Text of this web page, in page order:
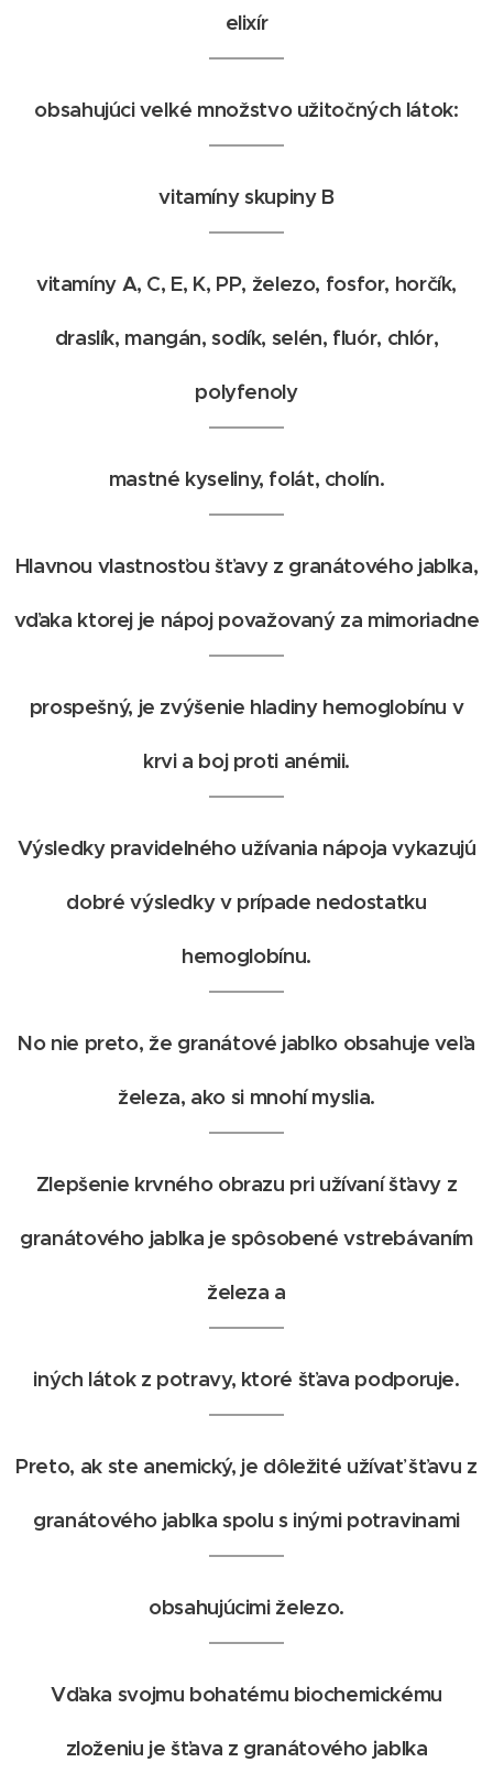
elixír
obsahujúci veľké množstvo užitočných látok:
vitamíny skupiny B
vitamíny A, C, E, K, PP, železo, fosfor, horčík,
draslík, mangán, sodík, selén, fluór, chlór,
polyfenoly
mastné kyseliny, folát, cholín.
Hlavnou vlastnosťou šťavy z granátového jablka,
vďaka ktorej je nápoj považovaný za mimoriadne
prospešný, je zvýšenie hladiny hemoglobínu v
krvi a boj proti anémii.
Výsledky pravidelného užívania nápoja vykazujú
dobré výsledky v prípade nedostatku
hemoglobínu.
No nie preto, že granátové jablko obsahuje veľa
železa, ako si mnohí myslia.
Zlepšenie krvného obrazu pri užívaní šťavy z
granátového jablka je spôsobené vstrebávaním
železa a
iných látok z potravy, ktoré šťava podporuje.
Preto, ak ste anemický, je dôležité užívať šťavu z
granátového jablka spolu s inými potravinami
obsahujúcimi železo.
Vďaka svojmu bohatému biochemickému
zloženiu je šťava z granátového jablka